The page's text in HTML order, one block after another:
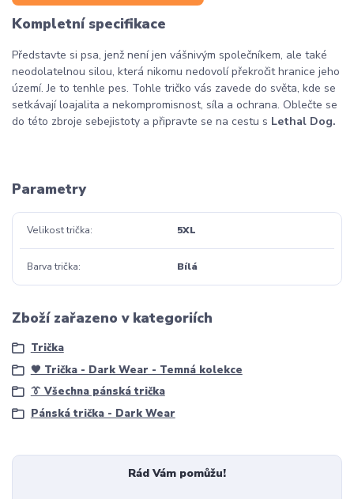
Kompletní specifikace
Představte si psa, jenž není jen vášnivým společníkem, ale také
neodolatelnou silou, která nikomu nedovolí překročit hranice jeho
území. Je to tenhle pes. Tohle tričko vás zavede do světa, kde se
setkávají loajalita a nekompromisnost, síla a ochrana. Oblečte se
do této zbroje sebejistoty a připravte se na cestu s Lethal Dog.
Parametry
Velikost trička 5XL
Barva trička Bílá
Zboží zařazeno v kategoriích
Trička
🖤 Trička - Dark Wear - Temná kolekce
👔 Všechna pánská trička
Pánská trička - Dark Wear
Rád Vám pomůžu!